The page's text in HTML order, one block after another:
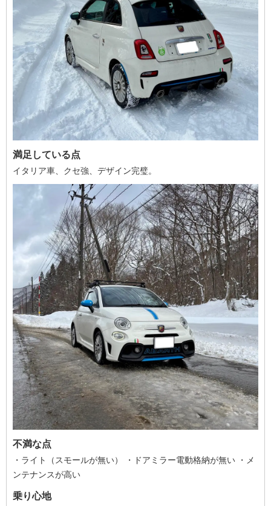
満足している点
イタリア車、クセ強、デザイン完璧。
不満な点
・ライト（スモールが無い） ・ドアミラー電動格納が無い ・メ
ンテナンスが高い
乗り心地